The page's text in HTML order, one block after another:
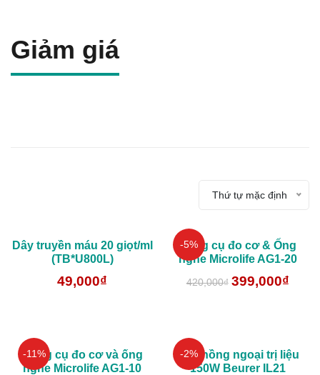
Giảm giá
Thứ tự mặc định
Dây truyền máu 20 giọt/ml
(TB*U800L)
49,000₫
-5%
Dụng cụ đo cơ & Ống
nghe Microlife AG1-20
420,000₫ 399,000₫
-11%
Dụng cụ đo cơ và ống
nghe Microlife AG1-10
-2%
Đèn hồng ngoại trị liệu
150W Beurer IL21